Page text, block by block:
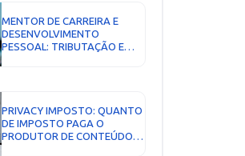
MENTOR DE CARREIRA E
DESENVOLVIMENTO
PESSOAL: TRIBUTAÇÃO E
LIMITES DE ATUAÇÃO...
PRIVACY IMPOSTO: QUANTO
DE IMPOSTO PAGA O
PRODUTOR DE CONTEÚDO E
COMO EMITIR NOTA FISCAL...